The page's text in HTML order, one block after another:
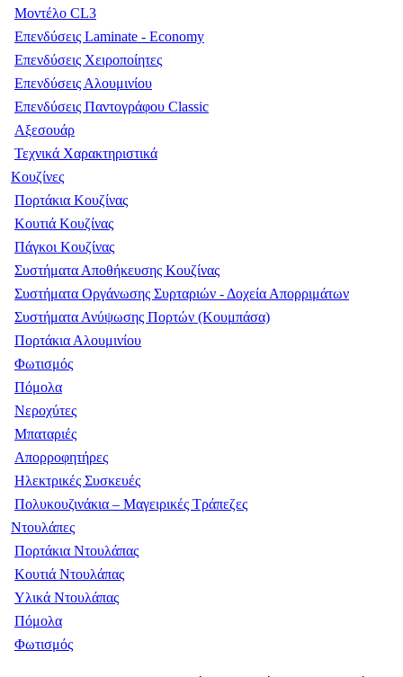
Μοντέλο CL3
Επενδύσεις Laminate - Economy
Επενδύσεις Χειροποίητες
Επενδύσεις Αλουμινίου
Επενδύσεις Παντογράφου Classic
Αξεσουάρ
Τεχνικά Χαρακτηριστικά
Κουζίνες
Πορτάκια Κουζίνας
Κουτιά Κουζίνας
Πάγκοι Κουζίνας
Συστήματα Αποθήκευσης Κουζίνας
Συστήματα Οργάνωσης Συρταριών - Δοχεία Απορριμάτων
Συστήματα Ανύψωσης Πορτών (Κουμπάσα)
Πορτάκια Αλουμινίου
Φωτισμός
Πόμολα
Νεροχύτες
Μπαταριές
Απορροφητήρες
Ηλεκτρικές Συσκευές
Πολυκουζινάκια – Μαγειρικές Τράπεζες
Ντουλάπες
Πορτάκια Ντουλάπας
Κουτιά Ντουλάπας
Υλικά Ντουλάπας
Πόμολα
Φωτισμός